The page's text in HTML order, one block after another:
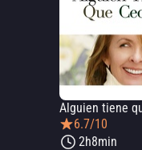
6.7/10
2h8min